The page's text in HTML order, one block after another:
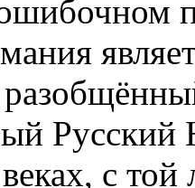
с той